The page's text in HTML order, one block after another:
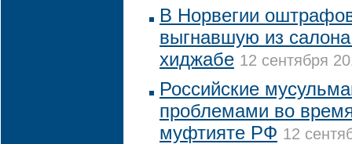
В Норвегии
выгнавшую из
хиджабе 12 сентября
Российские
проблемами во
муфтияте РФ 12